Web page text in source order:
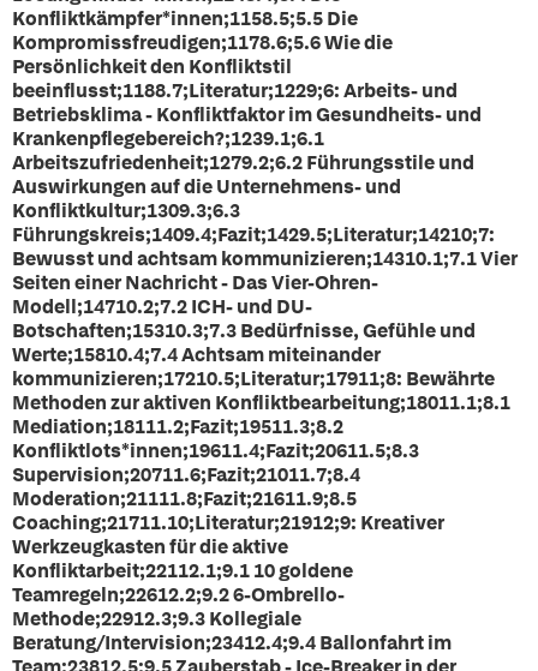
Konfliktkämpfer*innen;1158.5;5.5 Die
Kompromissfreudigen;1178.6;5.6 Wie die
Persönlichkeit den Konfliktstil
beeinflusst;1188.7;Literatur;1229;6: Arbeits- und
Betriebsklima - Konfliktfaktor im Gesundheits- und
Krankenpflegebereich?;1239.1;6.1
Arbeitszufriedenheit;1279.2;6.2 Führungsstile und
Auswirkungen auf die Unternehmens- und
Konfliktkultur;1309.3;6.3
Führungskreis;1409.4;Fazit;1429.5;Literatur;14210;7:
Bewusst und achtsam kommunizieren;14310.1;7.1 Vier
Seiten einer Nachricht - Das Vier-Ohren-
Modell;14710.2;7.2 ICH- und DU-
Botschaften;15310.3;7.3 Bedürfnisse, Gefühle und
Werte;15810.4;7.4 Achtsam miteinander
kommunizieren;17210.5;Literatur;17911;8: Bewährte
Methoden zur aktiven Konfliktbearbeitung;18011.1;8.1
Mediation;18111.2;Fazit;19511.3;8.2
Konfliktlots*innen;19611.4;Fazit;20611.5;8.3
Supervision;20711.6;Fazit;21011.7;8.4
Moderation;21111.8;Fazit;21611.9;8.5
Coaching;21711.10;Literatur;21912;9: Kreativer
Werkzeugkasten für die aktive
Konfliktarbeit;22112.1;9.1 10 goldene
Teamregeln;22612.2;9.2 6-Ombrello-
Methode;22912.3;9.3 Kollegiale
Beratung/Intervision;23412.4;9.4 Ballonfahrt im